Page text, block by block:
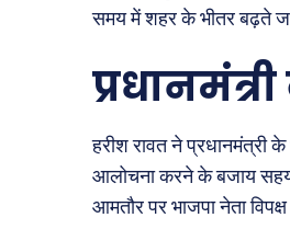
समय में शहर के भीतर बढ़ते
हरीश रावत ने प्रधानमंत्री
आलोचना करने के बजाय
आमतौर पर भाजपा नेता